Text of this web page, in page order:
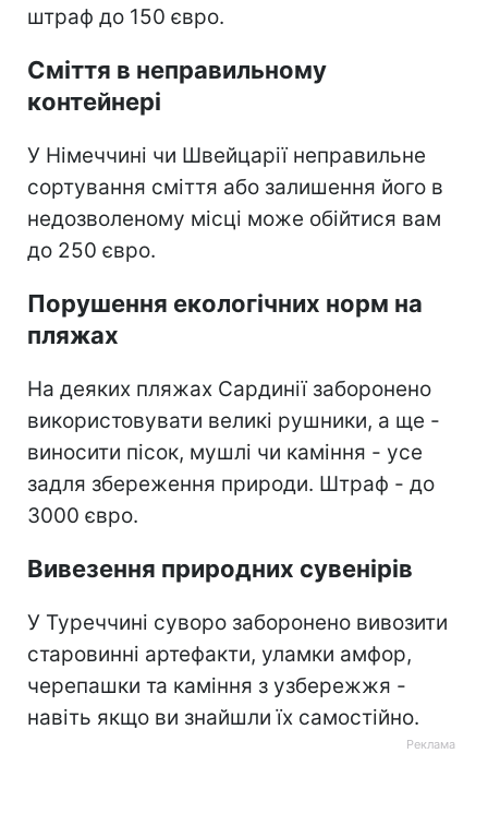
штраф до 150 євро.
Сміття в неправильному
контейнері
У Німеччині чи Швейцарії неправильне
сортування сміття або залишення його в
недозволеному місці може обійтися вам
до 250 євро.
Порушення екологічних норм на
пляжах
На деяких пляжах Сардинії заборонено
використовувати великі рушники, а ще -
виносити пісок, мушлі чи каміння - усе
задля збереження природи. Штраф - до
3000 євро.
Вивезення природних сувенірів
У Туреччині суворо заборонено вивозити
старовинні артефакти, уламки амфор,
черепашки та каміння з узбережжя -
навіть якщо ви знайшли їх самостійно.